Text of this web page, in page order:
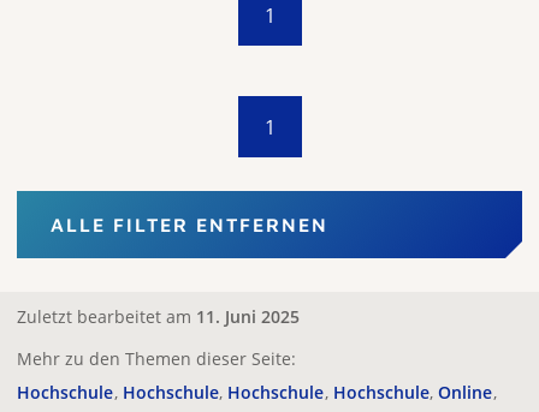
1
1
ALLE FILTER ENTFERNEN
Zuletzt bearbeitet am 11. Juni 2025
Mehr zu den Themen dieser Seite:
Hochschule Hochschule Hochschule Hochschule Online